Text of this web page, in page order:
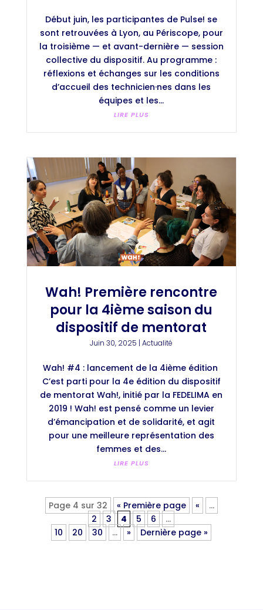
Début juin, les participantes de Pulse! se
sont retrouvées à Lyon, au Périscope, pour
la troisième — et avant-dernière — session
collective du dispositif. Au programme :
réflexions et échanges sur les conditions
d’accueil des technicien·nes dans les
équipes et les...
LIRE PLUS
Wah! Première rencontre
pour la 4ième saison du
dispositif de mentorat
Juin 30, 2025 |Actualité
Wah! #4 : lancement de la 4ième édition
C’est parti pour la 4e édition du dispositif
de mentorat Wah!, initié par la FEDELIMA en
2019 ! Wah! est pensé comme un levier
d’émancipation et de solidarité, et agit
pour une meilleure représentation des
femmes et des...
LIRE PLUS
Page 4 sur 32 « Première page «
…
2
3 4 5 6
…
10
20 30 … » Dernière page »